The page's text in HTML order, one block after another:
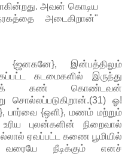
அவன் கொடிய
அடைகிறான்"
{ஜனகனே}, இன்பத்திலும்
கடமைகளில் இருந்து
கண் கொண்டவன்
சொல்லப்படுகிறான்.(31) ஓ!
பார்வை {ஒளி}, மணம் மற்றும்
புலன்களின் நிறைவால்
ஏவப்பட்ட கணை பூமியில்
நீடிக்கும் எனச்